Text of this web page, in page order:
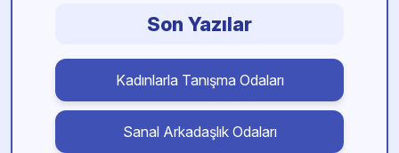
Son Yazılar
Kadınlarla Tanışma Odaları
Sanal Arkadaşlık Odaları